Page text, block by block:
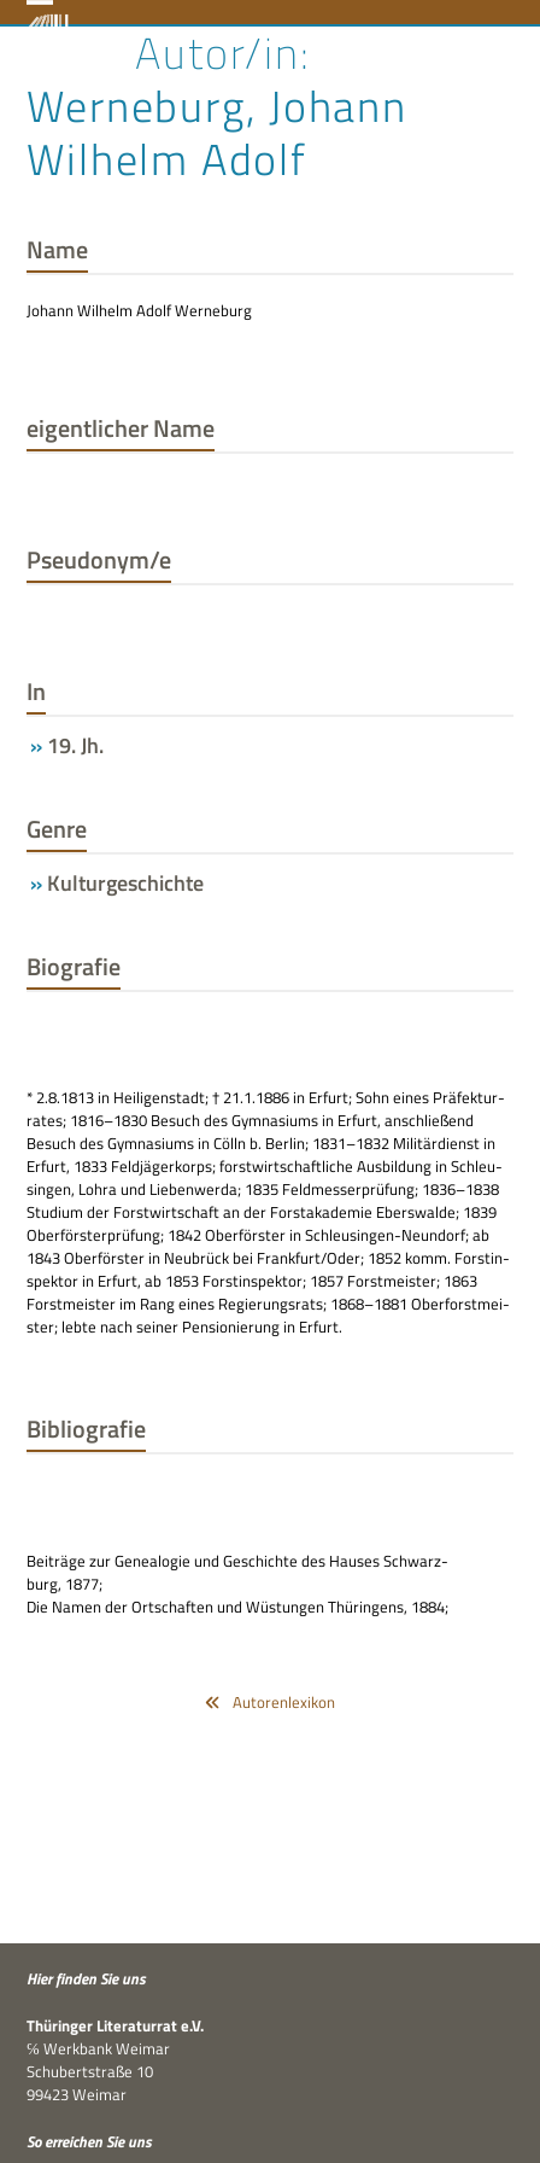
to Open
menu
Close
menu
Werneburg, Johann
Wilhelm Adolf
Name
Johann Wilhelm Adolf Werneburg
eigentlicher Name
Pseudonym/e
In
19. Jh.
Genre
Kulturgeschichte
Biografie
* 2.8.1813 in Hei­li­gen­stadt; † 21.1.1886 in Erfurt; Sohn eines Prä­fek­tur­
ra­tes; 1816–1830 Besuch des Gym­na­si­ums in Erfurt, anschlie­ßend
Besuch des Gym­na­si­ums in Cölln b. Ber­lin; 1831–1832 Mili­tär­dienst in
Erfurt, 1833 Feld­jä­ger­korps; forst­wirt­schaft­li­che Aus­bil­dung in Schleu­
sin­gen, Lohra und Lie­ben­werda; 1835 Feld­mes­ser­prü­fung; 1836–1838
Stu­dium der Forst­wirt­schaft an der Forst­aka­de­mie Ebers­walde; 1839
Ober­för­ster­prü­fung; 1842 Ober­för­ster in Schleu­sin­gen-Neun­dorf; ab
1843 Ober­för­ster in Neu­brück bei Frankfurt/Oder; 1852 komm. Forst­in­
spek­tor in Erfurt, ab 1853 Forst­in­spek­tor; 1857 Forst­mei­ster; 1863
Forst­mei­ster im Rang eines Regie­rungs­rats; 1868–1881 Ober­forst­mei­
ster; lebte nach sei­ner Pen­sio­nie­rung in Erfurt.
Bibliografie
Bei­träge zur Genea­lo­gie und Geschichte des Hau­ses Schwarz­
burg, 1877;
Die Namen der Ort­schaf­ten und Wüstun­gen Thü­rin­gens, 1884;
Autorenlexikon
Hier fin­den Sie uns
Thü­rin­ger Lite­ra­tur­rat e.V.
℅ Werk­bank Weimar
Schu­bert­straße 10
99423 Weimar
So errei­chen Sie uns